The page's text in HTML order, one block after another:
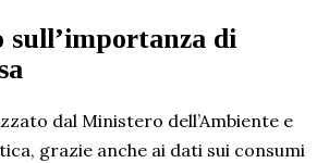
sull’importanza di
dal Ministero dell’Ambiente e
grazie anche ai dati sui consumi